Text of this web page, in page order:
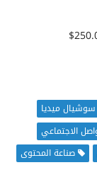
ميديا
الاجتماعي
صناعة المحتوى